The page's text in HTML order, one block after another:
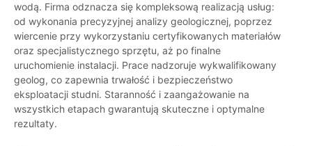
wodą. Firma odznacza się kompleksową realizacją usług:
od wykonania precyzyjnej analizy geologicznej, poprzez
wiercenie przy wykorzystaniu certyfikowanych materiałów
oraz specjalistycznego sprzętu, aż po finalne
uruchomienie instalacji. Prace nadzoruje wykwalifikowany
geolog, co zapewnia trwałość i bezpieczeństwo
eksploatacji studni. Staranność i zaangażowanie na
wszystkich etapach gwarantują skuteczne i optymalne
rezultaty.